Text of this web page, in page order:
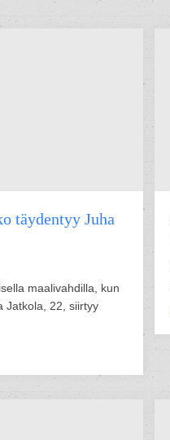
täydentyy Juha
maalivahdilla, kun
Jatkola, 22, siirtyy